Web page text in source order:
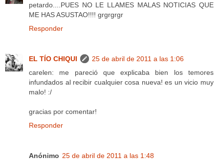
petardo....PUES NO LE LLAMES MALAS NOTICIAS QUE
ME HAS ASUSTAO!!!! grgrgrgr
Responder
EL TÍO CHIQUI
25 de abril de 2011 a las 1:06
carelen: me pareció que explicaba bien los temores
infundados al recibir cualquier cosa nueva! es un vicio muy
malo! :/
gracias por comentar!
Responder
Anónimo 25 de abril de 2011 a las 1:48